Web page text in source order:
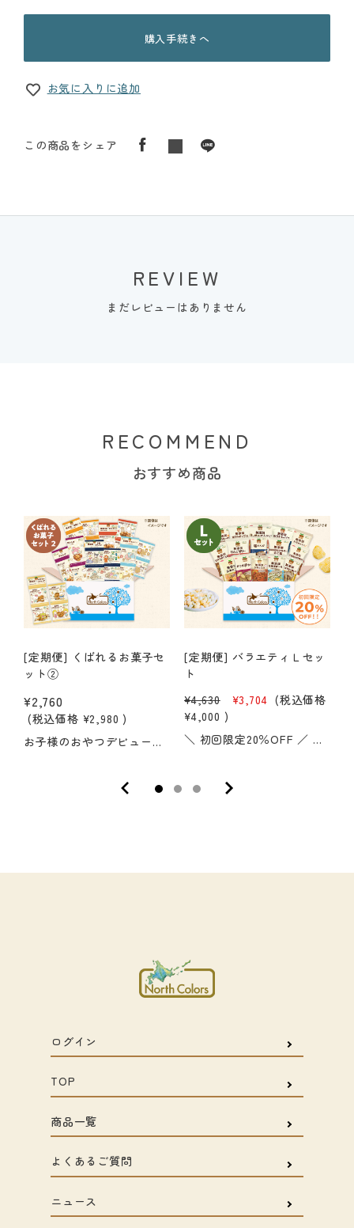
購入手続きへ
お気に入りに追加
この商品をシェア
REVIEW
まだレビューはありません
RECOMMEND
おすすめ商品
[定期便] くばれるお菓子セ
ット②
¥2,760
(税込価格 ¥2,980 )
お子様のおやつデビューにぴったり！外出用や保育所でのおやつにもおすすめです。＊こちらは定期購入商品です＊中身の商品はお選びいただけません「そろそろ、うちの子もおやつデビューかな？」そう思い始めたパパ・ママへ。歯が生え始めた1歳前後のお子様から食べられる、カラダに優しいお菓子の詰め合わせです。【材料はすべて国産、添加物は使用していません】安心を第一に、素材が持つ本来のおいしさをギュッと引き出しました。北海道産たまごのまろやかな風味が広がる卵ぼーろ、噛むほどに小麦の優しい甘みが感じられるサクサクのビスケット、お魚の風味がフワッと広がる小魚せんべい、ポリポリとした食感と自然な甘みがやみつきになる芋けんぴなど！小さなお子様はもちろん、パパもママも「美味しい！」と手が止まらなくなる、家族みんなで楽しめるおやつです。【いつでもどこでも楽しめる！】すべてのお菓子が便利な個包装になっています。「今日はお出かけだからカバンに2つ」「お友達と一緒にシェアしよう」など、必要な分だけ開けられるので衛生的で湿気る心配もありません。食べすぎ防止にも役立ちます！【セット内容】・純国産 小魚せんべい（4連）・純国産 ビスケット（4連）・純国産 かぼちゃスティック（4連）・純国産 芋けんぴ（3連）・純国産 卵黄ぼーろ（4連）・純国産 せんべい（4連）
[定期便] バラエティＬセッ
ト
¥4,630
¥3,704 (税込価格
¥4,000 )
＼ 初回限定20％OFF ／ 贅沢なたっぷり満足サイズはこれ！ 全部で50種類以上！ 定番のサクサクしたポテトチップスから、カリッと香ばしいかりんとう、 バターの風味豊かなクッキーや、優しい米粉のお菓子など 食感も甘さも塩気もいろいろ楽しめる 家族みんなでわいわい食べ比べて盛り上がれるラインナップです。 Lサイズは12～15商品入り。中身は月ごとに入れ替わります。★こんな方におすすめ・ひとりで安心お菓子を満喫したい方・毎日家族でお菓子を召し上がる方・いつもと違うお菓子をストックしたい方＊こちらは定期購入商品です＊中身の商品はお選びいただけません ◇お届け頻度について 1か月／2か月／3か月からお選びいただけます。◇セット内容の変更について マイページから変更のお申込みが可能です。 【定期便をご利用のお客さまへ｜会員登録のご案内】定期便をご利用のお客さまには、より便利にお使いいただくため、会員登録（無料）をお願いしております。会員登録をしていただくと、マイページをご利用いただけます。お届け内容の変更やお休みはマイページから住所変更も画面操作だけで完了お電話やメールの手間はありません【その他のバラエティセット】 ▶ バラエティSセット ▶ バラエティMセット ※初回限定価格は初めてのお申し込み、または追加のお申込みに適用されます。セット内容変更の際には適用されませんので、ご注意ください。
ログイン
TOP
商品一覧
よくあるご質問
ニュース